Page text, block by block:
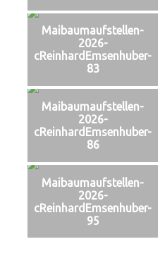
Maibaumaufstellen-
2026-
cReinhardEmsenhuber-
83
Maibaumaufstellen-
2026-
cReinhardEmsenhuber-
86
Maibaumaufstellen-
2026-
cReinhardEmsenhuber-
95